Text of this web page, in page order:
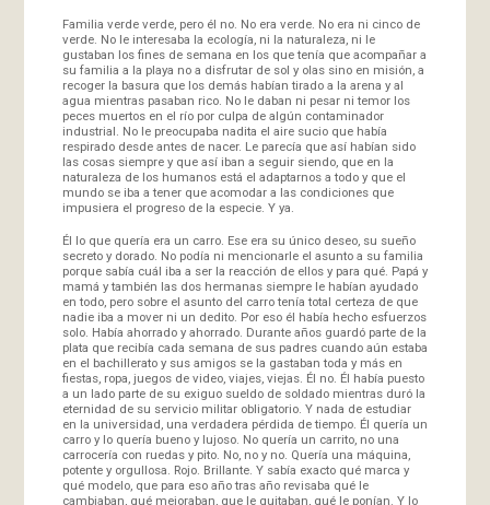
Familia verde verde, pero él no. No era verde. No era ni cinco de
verde. No le interesaba la ecología, ni la naturaleza, ni le
gustaban los fines de semana en los que tenía que acompañar a
su familia a la playa no a disfrutar de sol y olas sino en misión, a
recoger la basura que los demás habían tirado a la arena y al
agua mientras pasaban rico. No le daban ni pesar ni temor los
peces muertos en el río por culpa de algún contaminador
industrial. No le preocupaba nadita el aire sucio que había
respirado desde antes de nacer. Le parecía que así habían sido
las cosas siempre y que así iban a seguir siendo, que en la
naturaleza de los humanos está el adaptarnos a todo y que el
mundo se iba a tener que acomodar a las condiciones que
impusiera el progreso de la especie. Y ya.
Él lo que quería era un carro. Ese era su único deseo, su sueño
secreto y dorado. No podía ni mencionarle el asunto a su familia
porque sabía cuál iba a ser la reacción de ellos y para qué. Papá y
mamá y también las dos hermanas siempre le habían ayudado
en todo, pero sobre el asunto del carro tenía total certeza de que
nadie iba a mover ni un dedito. Por eso él había hecho esfuerzos
solo. Había ahorrado y ahorrado. Durante años guardó parte de la
plata que recibía cada semana de sus padres cuando aún estaba
en el bachillerato y sus amigos se la gastaban toda y más en
fiestas, ropa, juegos de video, viajes, viejas. Él no. Él había puesto
a un lado parte de su exiguo sueldo de soldado mientras duró la
eternidad de su servicio militar obligatorio. Y nada de estudiar
en la universidad, una verdadera pérdida de tiempo. Él quería un
carro y lo quería bueno y lujoso. No quería un carrito, no una
carrocería con ruedas y pito. No, no y no. Quería una máquina,
potente y orgullosa. Rojo. Brillante. Y sabía exacto qué marca y
qué modelo, que para eso año tras año revisaba qué le
cambiaban, qué mejoraban, que le quitaban, qué le ponían. Y lo